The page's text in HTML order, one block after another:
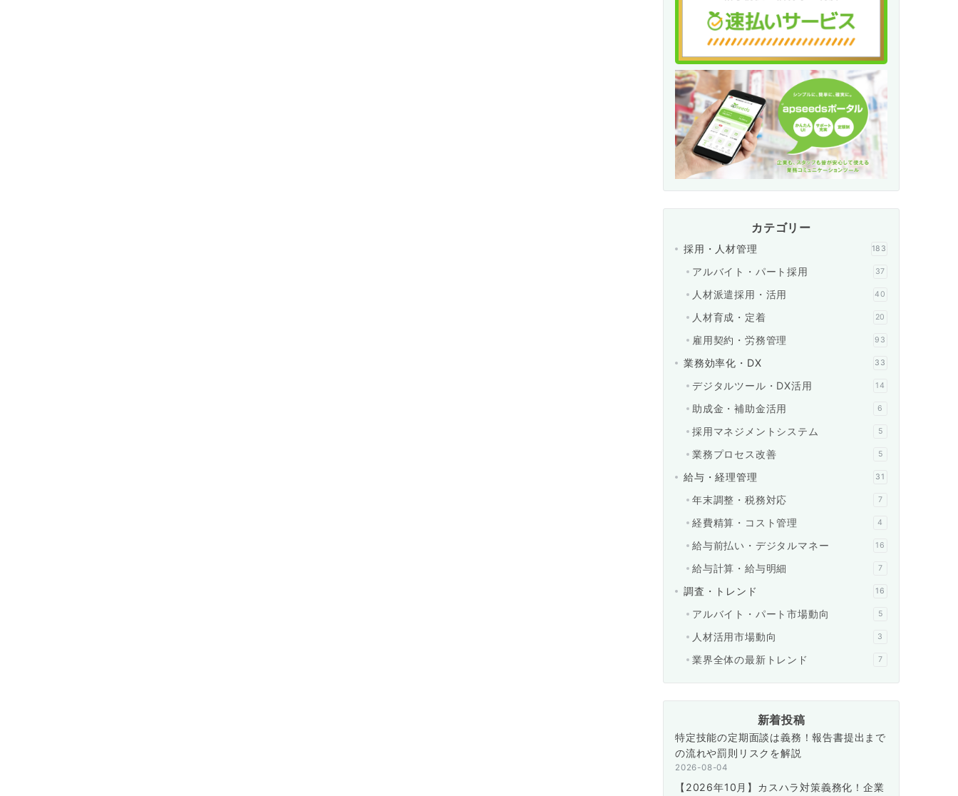
カテゴリー
採用・人材管理 183
アルバイト・パート採用 37
人材派遣採用・活用 40
人材育成・定着 20
雇用契約・労務管理 93
業務効率化・DX 33
デジタルツール・DX活用 14
助成金・補助金活用 6
採用マネジメントシステム 5
業務プロセス改善 5
給与・経理管理 31
年末調整・税務対応 7
経費精算・コスト管理 4
給与前払い・デジタルマネー 16
給与計算・給与明細 7
調査・トレンド 16
アルバイト・パート市場動向 5
人材活用市場動向 3
業界全体の最新トレンド 7
新着投稿
特定技能の定期面談は義務！報告書提出まで
の流れや罰則リスクを解説
2026-08-04
【2026年10月】カスハラ対策義務化！企業